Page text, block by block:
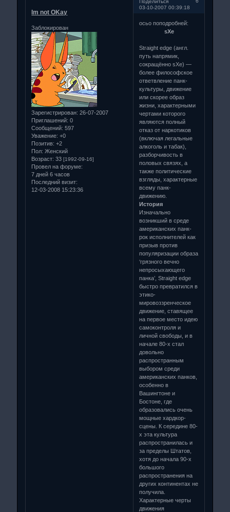
Поделиться
03-10-2007 00:39:18
Im not OKay
Заблокирован
Зарегистрирован: 26-07-2007
Приглашений: 0
Сообщений: 597
Уважение: +0
Позитив: +2
Пол: Женский
Возраст: 33[1992-09-16]
Провел на форуме:
7 дней 6 часов
Последний визит:
12-03-2008 15:23:36
осьо поподробней:
sXe
Straight edge (англ.
путь напрямик,
сокращённо sXe) —
более философское
ответвление панк-
культуры, движение
или скорее образ
жизни, характерными
чертами которого
являются полный
отказ от наркотиков
(включая легальные
алкоголь и табак),
разборчивость в
половых связях, а
также политические
взгляды, характерные
всему панк-
движению.
История
Изначально
возникший в среде
американских панк-
рок исполнителей как
призыв против
популяризации образа
‘грязного вечно
непросыхающего
панка’, Straight edge
быстро превратился в
этико-
мировоззренческое
движение, ставящее
на первое место идею
самоконтроля и
личной свободы, и в
начале 80-х стал
довольно
распространным
выбором среди
американских панков,
особенно в
Вашингтоне и
Бостоне, где
образовались очень
мощные хардкор-
сцены. К середине 80-
х эта культура
распространилась и
за пределы Штатов,
хотя до начала 90-х
большого
распространения на
других континентах не
получила.
Характерные черты
движения